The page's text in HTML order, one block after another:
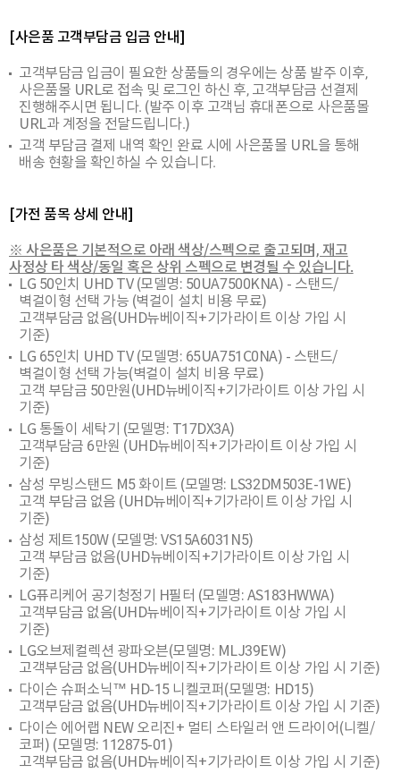
[사은품 고객부담금 입금 안내]
고객부담금 입금이 필요한 상품들의 경우에는 상품 발주 이후,
사은품몰 URL로 접속 및 로그인 하신 후, 고객부담금 선결제
진행해주시면 됩니다. (발주 이후 고객님 휴대폰으로 사은품몰
URL과 계정을 전달드립니다.)
고객 부담금 결제 내역 확인 완료 시에 사은품몰 URL을 통해
배송 현황을 확인하실 수 있습니다.
[가전 품목 상세 안내]
※ 사은품은 기본적으로 아래 색상/스펙으로 출고되며, 재고
사정상 타 색상/동일 혹은 상위 스펙으로 변경될 수 있습니다.
LG 50인치 UHD TV (모델명: 50UA7500KNA) - 스탠드/
벽걸이형 선택 가능 (벽걸이 설치 비용 무료)
고객부담금 없음(UHD뉴베이직+기가라이트 이상 가입 시
기준)
LG 65인치 UHD TV (모델명: 65UA751C0NA) - 스탠드/
벽걸이형 선택 가능(벽걸이 설치 비용 무료)
고객 부담금 50만원(UHD뉴베이직+기가라이트 이상 가입 시
기준)
LG 통돌이 세탁기 (모델명: T17DX3A)
고객부담금 6만원 (UHD뉴베이직+기가라이트 이상 가입 시
기준)
삼성 무빙스탠드 M5 화이트 (모델명: LS32DM503E-1WE)
고객 부담금 없음 (UHD뉴베이직+기가라이트 이상 가입 시
기준)
삼성 제트150W (모델명: VS15A6031N5)
고객 부담금 없음(UHD뉴베이직+기가라이트 이상 가입 시
기준)
LG퓨리케어 공기청정기 H필터 (모델명: AS183HWWA)
고객부담금 없음(UHD뉴베이직+기가라이트 이상 가입 시
기준)
LG오브제컬렉션 광파오븐(모델명: MLJ39EW)
고객부담금 없음(UHD뉴베이직+기가라이트 이상 가입 시 기준)
다이슨 슈퍼소닉™ HD-15 니켈코퍼(모델명: HD15)
고객부담금 없음(UHD뉴베이직+기가라이트 이상 가입 시 기준)
다이슨 에어랩 NEW 오리진+ 멀티 스타일러 앤 드라이어(니켈/
코퍼) (모델명: 112875-01)
고객부담금 없음(UHD뉴베이직+기가라이트 이상 가입 시 기준)